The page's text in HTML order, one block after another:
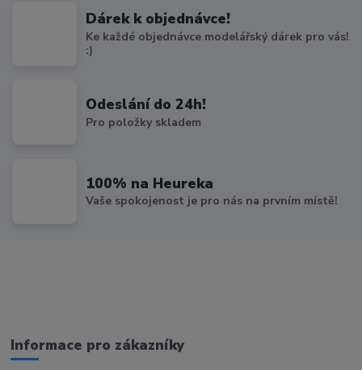
Dárek k objednávce!
Ke každé objednávce modelářský dárek pro vás!
:)
Odeslání do 24h!
Pro položky skladem
100% na Heureka
Vaše spokojenost je pro nás na prvním místě!
Informace pro zákazníky